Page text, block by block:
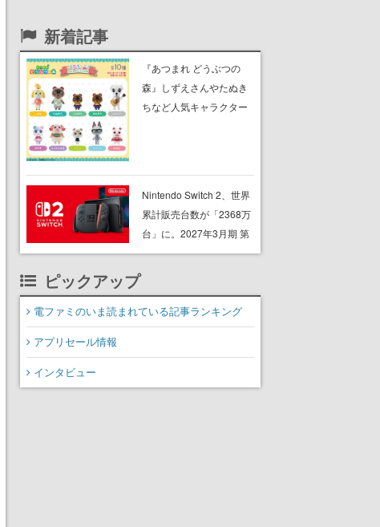
新着記事
『あつまれ どうぶつの
森』しずえさんやたぬき
ちなど人気キャラクター
Nintendo Switch 2、世界
累計販売台数が「2368万
台」に。2027年3月期 第
1四半期で本体は前年同期
万本を売り上げる
ピックアップ
電ファミのいま読まれている記事ランキング
アプリセール情報
インタビュー